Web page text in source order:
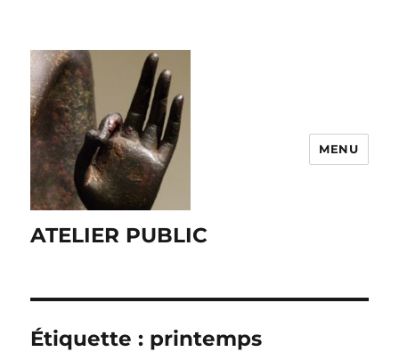
ATELIER PUBLIC
MENU
Étiquette : printemps